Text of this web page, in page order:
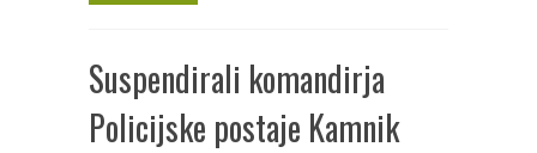
Suspendirali komandirja
Policijske postaje Kamnik